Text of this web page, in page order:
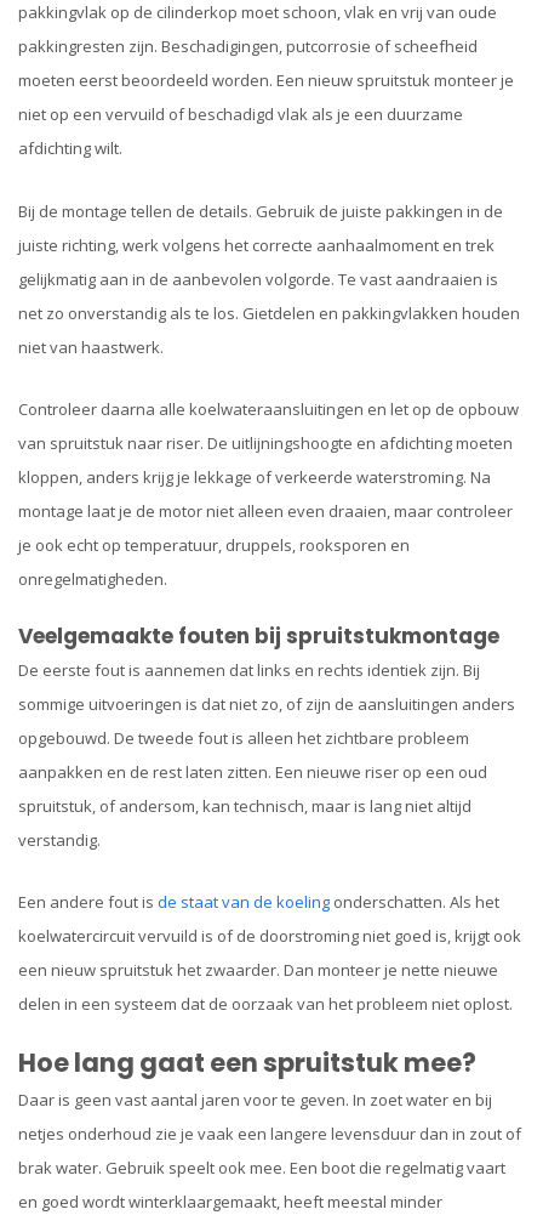
pakkingvlak op de cilinderkop moet schoon, vlak en vrij van oude
pakkingresten zijn. Beschadigingen, putcorrosie of scheefheid
moeten eerst beoordeeld worden. Een nieuw spruitstuk monteer je
niet op een vervuild of beschadigd vlak als je een duurzame
afdichting wilt.
Bij de montage tellen de details. Gebruik de juiste pakkingen in de
juiste richting, werk volgens het correcte aanhaalmoment en trek
gelijkmatig aan in de aanbevolen volgorde. Te vast aandraaien is
net zo onverstandig als te los. Gietdelen en pakkingvlakken houden
niet van haastwerk.
Controleer daarna alle koelwateraansluitingen en let op de opbouw
van spruitstuk naar riser. De uitlijningshoogte en afdichting moeten
kloppen, anders krijg je lekkage of verkeerde waterstroming. Na
montage laat je de motor niet alleen even draaien, maar controleer
je ook echt op temperatuur, druppels, rooksporen en
onregelmatigheden.
Veelgemaakte fouten bij spruitstukmontage
De eerste fout is aannemen dat links en rechts identiek zijn. Bij
sommige uitvoeringen is dat niet zo, of zijn de aansluitingen anders
opgebouwd. De tweede fout is alleen het zichtbare probleem
aanpakken en de rest laten zitten. Een nieuwe riser op een oud
spruitstuk, of andersom, kan technisch, maar is lang niet altijd
verstandig.
Een andere fout is de staat van de koeling onderschatten. Als het
koelwatercircuit vervuild is of de doorstroming niet goed is, krijgt ook
een nieuw spruitstuk het zwaarder. Dan monteer je nette nieuwe
delen in een systeem dat de oorzaak van het probleem niet oplost.
Hoe lang gaat een spruitstuk mee?
Daar is geen vast aantal jaren voor te geven. In zoet water en bij
netjes onderhoud zie je vaak een langere levensduur dan in zout of
brak water. Gebruik speelt ook mee. Een boot die regelmatig vaart
en goed wordt winterklaargemaakt, heeft meestal minder